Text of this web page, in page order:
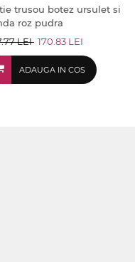
trusou botez ursulet si
roz pudra
LEI 170.83 LEI
ADAUGA IN COS